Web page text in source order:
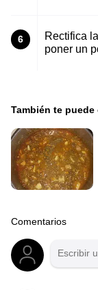
6
Rectifica
poner un
También te puede
Comentarios